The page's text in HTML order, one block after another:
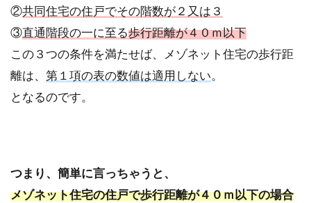
②共同住宅の住戸でその階数が２又は３
③直通階段の一に至る歩行距離が４０ｍ以下
この３つの条件を満たせば、メゾネット住宅の歩行距
離は、 第１項の表の数値は適用しない。
となるのです。
つまり、簡単に言っちゃうと、
メゾネット住宅の住戸で歩行距離が４０ｍ以下の場合